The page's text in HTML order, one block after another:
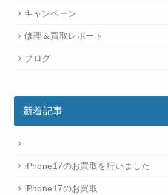
キャンペーン
修理＆買取レポート
ブログ
新着記事
iPhone17のお買取を行いました
iPhone17のお買取